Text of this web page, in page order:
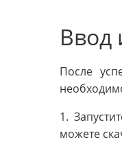
Ввод
После
1.
можете